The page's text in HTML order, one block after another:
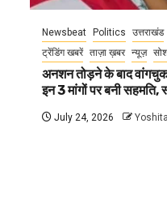
Newsbeat Politics उत्तराखंड
ट्रेंडिंग खबरें ताज़ा ख़बर न्यूज़
अनशन तोड़ने के बाद वांगचुक
इन 3 मांगों पर बनी सहमति,
July 24, 2026